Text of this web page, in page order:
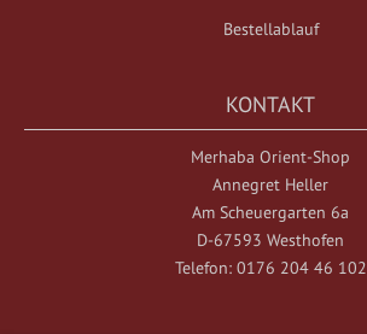
Bestellablauf
KONTAKT
Merhaba Orient-Shop
Annegret Heller
Am Scheuergarten 6a
D-67593 Westhofen
Telefon: 0176 204 46 102